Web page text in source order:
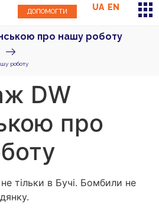
UA EN
ДОПОМОГТИ
про нашу роботу
роботу
DW
про
тільки в Бучі. Бомбили не